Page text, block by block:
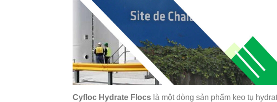
Cyfloc Hydrate Flocs là một dòng sản phẩm keo tụ